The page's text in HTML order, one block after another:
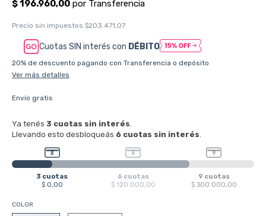
Precio sin impuestos $203.471,07
Cuotas SIN interés con DÉBITO
20% de descuento pagando con Transferencia o depósito
Ver más detalles
Envío gratis
COLOR